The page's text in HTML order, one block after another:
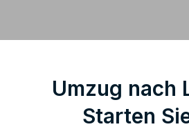
Umzug nach
Starten